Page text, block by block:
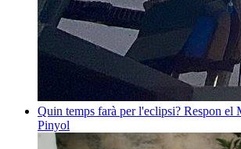
Quin temps farà per l'eclipsi? Respon el
Pinyol